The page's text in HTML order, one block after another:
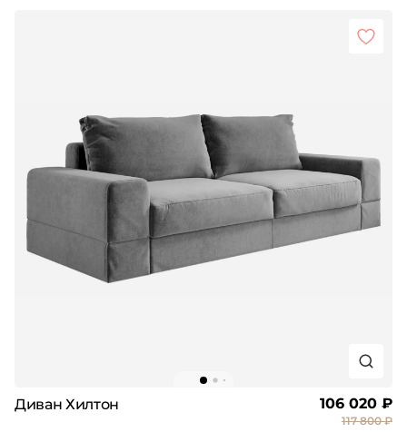
Диван Хилтон 106 020 ₽
117 800 ₽